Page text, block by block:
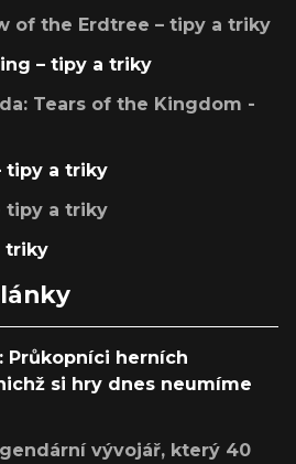
of the Erdtree – tipy a triky
– tipy a triky
Tears of the Kingdom -
tipy a triky
tipy a triky
triky
Průkopníci herních
si hry dnes neumíme
vývojář, který 40